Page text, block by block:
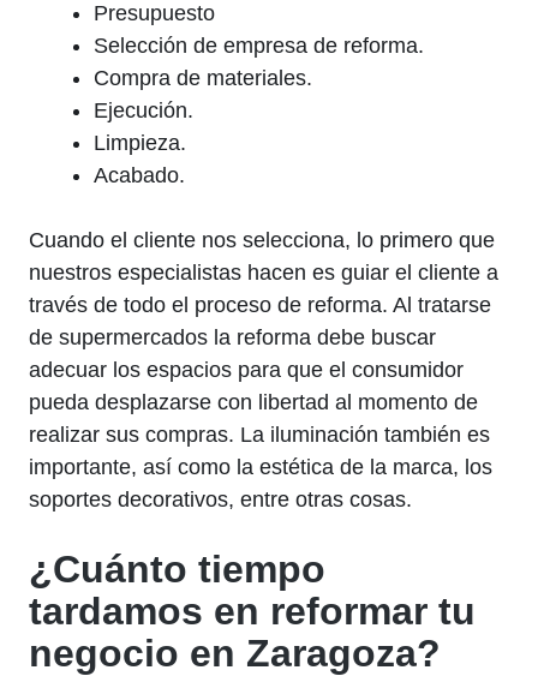
Presupuesto
Selección de empresa de reforma.
Compra de materiales.
Ejecución.
Limpieza.
Acabado.
Cuando el cliente nos selecciona, lo primero que
nuestros especialistas hacen es guiar el cliente a
través de todo el proceso de reforma. Al tratarse
de supermercados la reforma debe buscar
adecuar los espacios para que el consumidor
pueda desplazarse con libertad al momento de
realizar sus compras. La iluminación también es
importante, así como la estética de la marca, los
soportes decorativos, entre otras cosas.
¿Cuánto tiempo
tardamos en reformar tu
negocio en Zaragoza?